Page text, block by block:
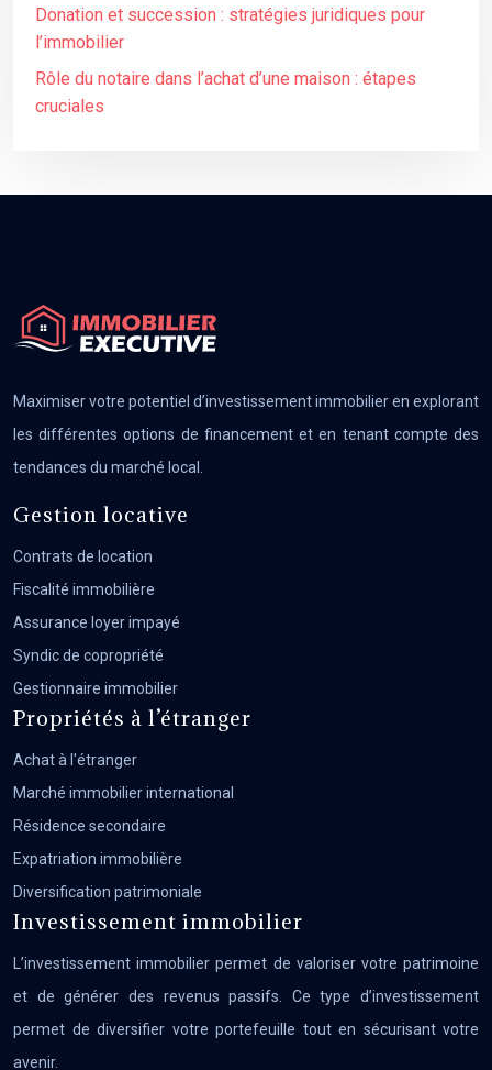
Donation et succession : stratégies juridiques pour
l’immobilier
Rôle du notaire dans l’achat d’une maison : étapes
cruciales
Maximiser votre potentiel d’investissement immobilier en explorant
les différentes options de financement et en tenant compte des
tendances du marché local.
Gestion locative
Contrats de location
Fiscalité immobilière
Assurance loyer impayé
Syndic de copropriété
Gestionnaire immobilier
Propriétés à l’étranger
Achat à l'étranger
Marché immobilier international
Résidence secondaire
Expatriation immobilière
Diversification patrimoniale
Investissement immobilier
L’investissement immobilier permet de valoriser votre patrimoine
et de générer des revenus passifs. Ce type d’investissement
permet de diversifier votre portefeuille tout en sécurisant votre
avenir.